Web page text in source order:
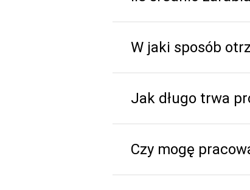
W jaki sposób
Jak długo trwa
Czy mogę